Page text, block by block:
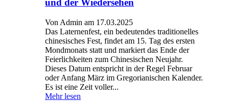
und der Wiedersehen
Von Admin am 17.03.2025
Das Laternenfest, ein bedeutendes traditionelles
chinesisches Fest, findet am 15. Tag des ersten
Mondmonats statt und markiert das Ende der
Feierlichkeiten zum Chinesischen Neujahr.
Dieses Datum entspricht in der Regel Februar
oder Anfang März im Gregorianischen Kalender.
Es ist eine Zeit voller...
Mehr lesen